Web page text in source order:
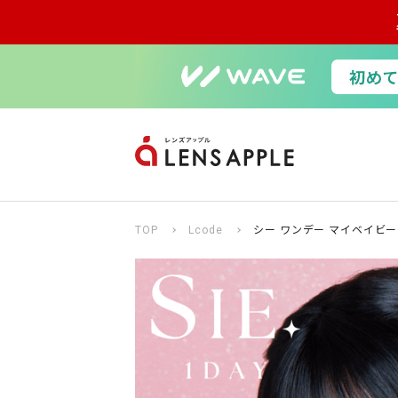
TOP Lcode シー ワンデー マイベイビ